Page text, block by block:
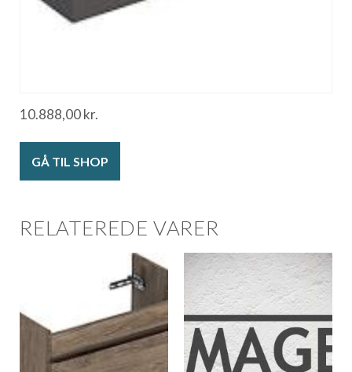
10.888,00kr.
GÅ TIL SHOP
RELATEREDE VARER